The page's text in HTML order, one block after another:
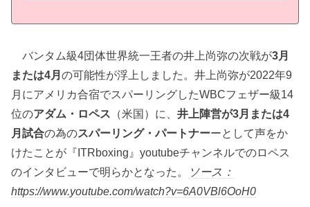
バンタム級4団体世界統一王者の井上尚弥の次戦が3月
または4月の可能性が浮上しました。井上尚弥が2022年9
月にアメリカ合宿でスパーリングしたWBCフェザー級14
位のアダム・ロペス （米国）に、井上陣営が3月または4
月試合の為のスパーリング・パートナーーとして声をか
けたことが『ITRboxing』youtubeチャンネルでのロペス
のインタビューで明らかとなった。
ソース：
https://www.youtube.com/watch?v=6A0VBl6OoH0